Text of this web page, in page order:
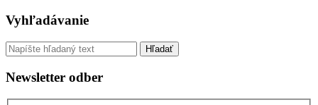
iOS
iPhone
a
pre
Sidebar
Vyhľadávanie
Vyhľadávanie
Newsletter odber